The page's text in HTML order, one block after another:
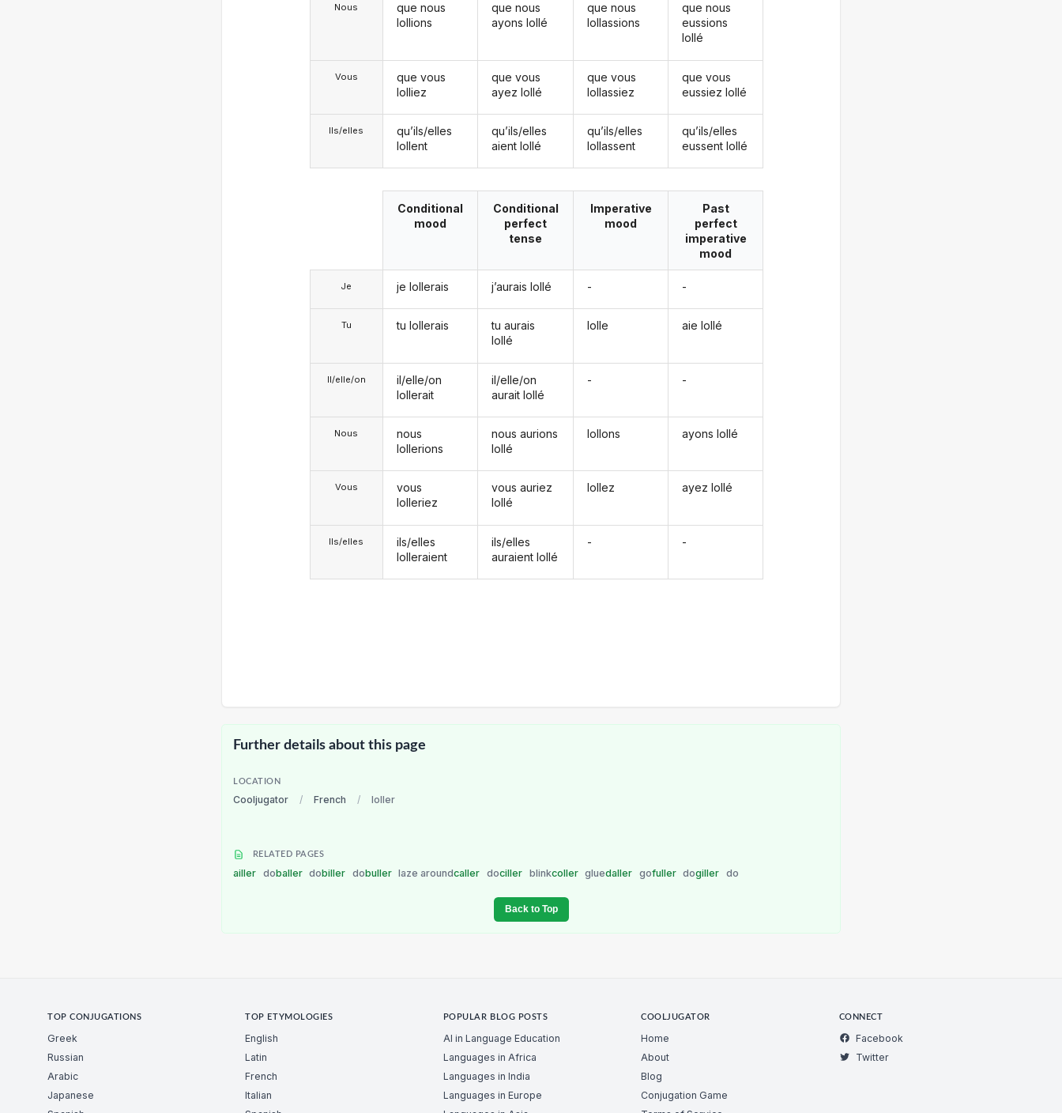
Nous
Vous
Ils/elles
que nous
lollions
que vous
lolliez
qu’ils/elles
lollent
que nous
ayons lollé
que vous
ayez lollé
qu’ils/elles
aient lollé
que nous
lollassions
que vous
lollassiez
qu’ils/elles
lollassent
que nous
eussions
lollé
que vous
eussiez lollé
qu’ils/elles
eussent lollé
Je
Tu
Il/elle/on
Nous
Vous
Ils/elles
Conditional
mood
je lollerais
tu lollerais
il/elle/on
lollerait
nous
lollerions
vous
lolleriez
ils/elles
lolleraient
Conditional
perfect
tense
j’aurais lollé
tu aurais
lollé
il/elle/on
aurait lollé
nous aurions
lollé
vous auriez
lollé
ils/elles
auraient lollé
Imperative
mood
-
lolle
-
lollons
lollez
-
Past
perfect
imperative
mood
-
aie lollé
-
ayons lollé
ayez lollé
-
Further details about this page
LOCATION
Cooljugator / French / loller
RELATED PAGES
ailler doballer dobiller dobuller laze aroundcaller dociller blinkcoller gluedaller gofuller dogiller do
Back to Top
TOP CONJUGATIONS
Greek
Russian
Arabic
Japanese
TOP ETYMOLOGIES
English
Latin
French
Italian
POPULAR BLOG POSTS
AI in Language Education
Languages in Africa
Languages in India
Languages in Europe
COOLJUGATOR
Home
About
Blog
Conjugation Game
CONNECT
Facebook
Twitter